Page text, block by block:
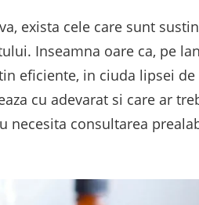
exista cele care sunt
Inseamna oare ca, pe
eficiente, in ciuda lipsei
cu adevarat si care ar
consultarea